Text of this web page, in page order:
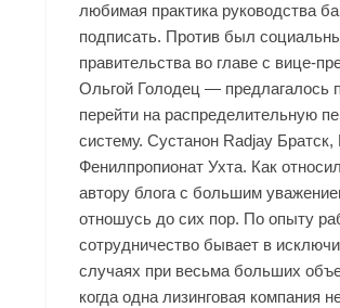
любимая практика руководства
подписать. Против был
правительства во главе с вице-
Ольгой Голодец — предлагалось
перейти на распределительную
систему. Сустанон Radjay
Фенилпропионат Ухта. Как
автору блога с большим
отношусь до сих пор. По опыту
сотрудничество бывает в
случаях при весьма больших
когда одна лизинговая компания